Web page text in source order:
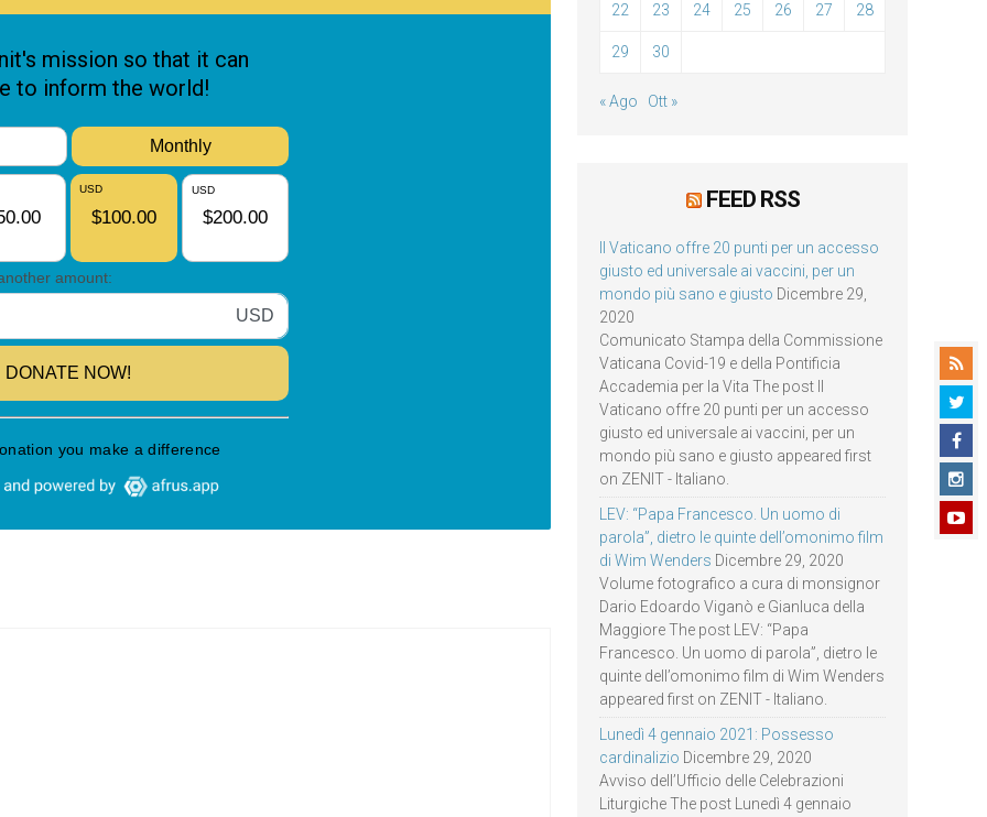
22 23 24 25 26 27 28
29 30
« Ago Ott »
FEED RSS
Il Vaticano offre 20 punti per un accesso
giusto ed universale ai vaccini, per un
mondo più sano e giusto Dicembre 29,
2020
Comunicato Stampa della Commissione
Vaticana Covid-19 e della Pontificia
Accademia per la Vita The post Il
Vaticano offre 20 punti per un accesso
giusto ed universale ai vaccini, per un
mondo più sano e giusto appeared first
on ZENIT - Italiano.
LEV: “Papa Francesco. Un uomo di
parola”, dietro le quinte dell’omonimo film
di Wim Wenders Dicembre 29, 2020
Volume fotografico a cura di monsignor
Dario Edoardo Viganò e Gianluca della
Maggiore The post LEV: “Papa
Francesco. Un uomo di parola”, dietro le
quinte dell’omonimo film di Wim Wenders
appeared first on ZENIT - Italiano.
Lunedì 4 gennaio 2021: Possesso
cardinalizio Dicembre 29, 2020
Avviso dell’Ufficio delle Celebrazioni
Liturgiche The post Lunedì 4 gennaio